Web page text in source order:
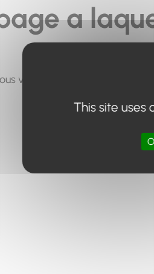
a
vous invitons à utiliser le
This site